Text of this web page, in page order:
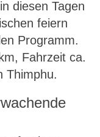
diesen Tagen
feiern
Programm.
Fahrzeit ca.
Thimphu.